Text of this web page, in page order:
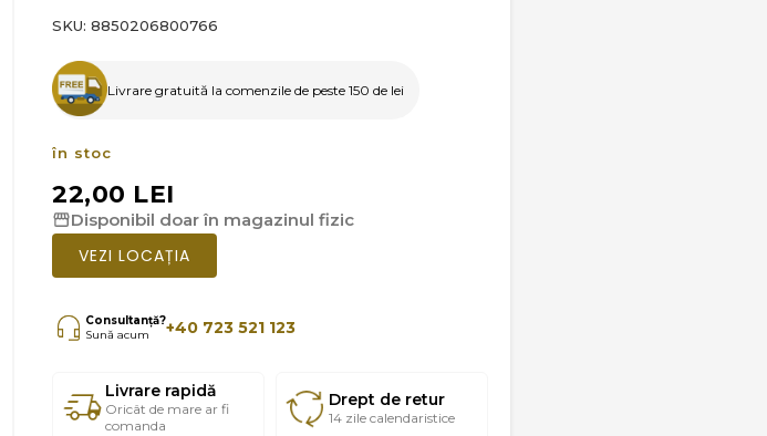
SKU: 8850206800766
Livrare gratuită la comenzile de peste 150 de lei
în stoc
22,00 LEI
Disponibil doar în magazinul fizic
VEZI LOCAȚIA
Consultanță?
Sună acum
+40 723 521 123
Livrare rapidă
Oricât de mare ar fi
comanda
Drept de retur
14 zile calendaristice